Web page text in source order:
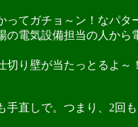
てガチョ～ン！なパタ
電気設備担当の人か
り壁が当たっとるよ～
直しで。つまり、2回